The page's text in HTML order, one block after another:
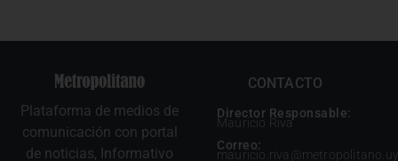
Plataforma de medios de
comunicación con portal
de noticias, Informativo
CONTACTO
Director Responsable:
Mauricio Riva
Correo:
mauricio.riva@metropolitano.uy